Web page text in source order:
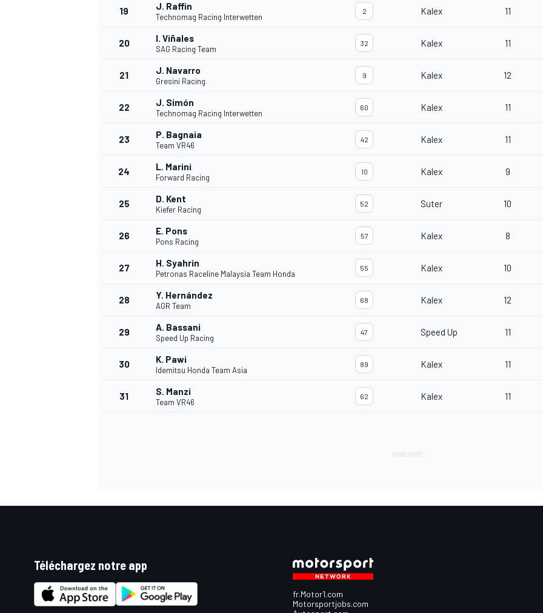
19 J. Raffin
Technomag Racing Interwetten
2 Kalex 11
20 I. Viñales
SAG Racing Team
32 Kalex 11
21 J. Navarro
Gresini Racing
9 Kalex 12
22 J. Simón
Technomag Racing Interwetten
60 Kalex 11
23 P. Bagnaia
Team VR46
42 Kalex 11
24 L. Marini
Forward Racing
10 Kalex 9
25 D. Kent
Kiefer Racing
52 Suter 10
26 E. Pons
Pons Racing
57 Kalex 8
27 H. Syahrin
Petronas Raceline Malaysia Team Honda
55 Kalex 10
28 Y. Hernández
AGR Team
68 Kalex 12
29 A. Bassani
Speed Up Racing
47 Speed Up 11
30 K. Pawi
Idemitsu Honda Team Asia
89 Kalex 11
31 S. Manzi
Team VR46
62 Kalex 11
Téléchargez notre app
fr.Motor1.com
Motorsportjobs.com